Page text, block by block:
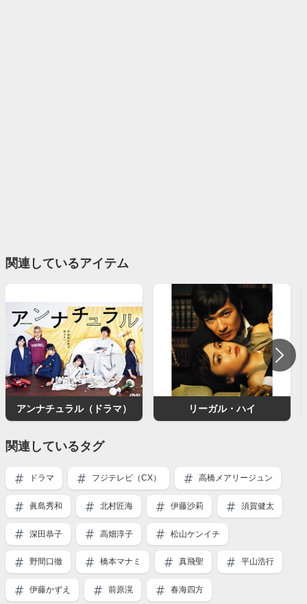
関連しているアイテム
アンナチュラル（ドラマ） リーガル・ハイ
関連しているタグ
ドラマ フジテレビ（CX） 高橋メアリージュン
眞島秀和 北村匠海 伊藤沙莉 須賀健太
深田恭子 高畑淳子 松山ケンイチ
野間口徹 橋本マナミ 真飛聖 平山浩行
伊藤かずえ 前原滉 春海四方